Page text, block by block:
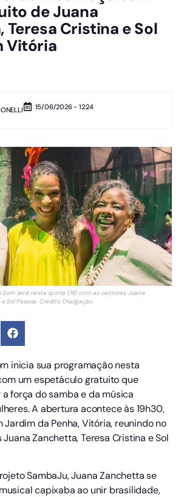
de Juana
Teresa Cristina e Sol
Vitória
15/06/2026 - 12:24
Som será nesta quinta (18) com as cantoras Juana
Sol Pessoa. Crédito: Divulgação
inicia sua programação nesta
um espetáculo gratuito que
força do samba e da música
A abertura acontece às 19h30,
Jardim da Penha, Vitória, reunindo no
Zanchetta, Teresa Cristina e Sol
SambaJu, Juana Zanchetta se
capixaba ao unir brasilidade,